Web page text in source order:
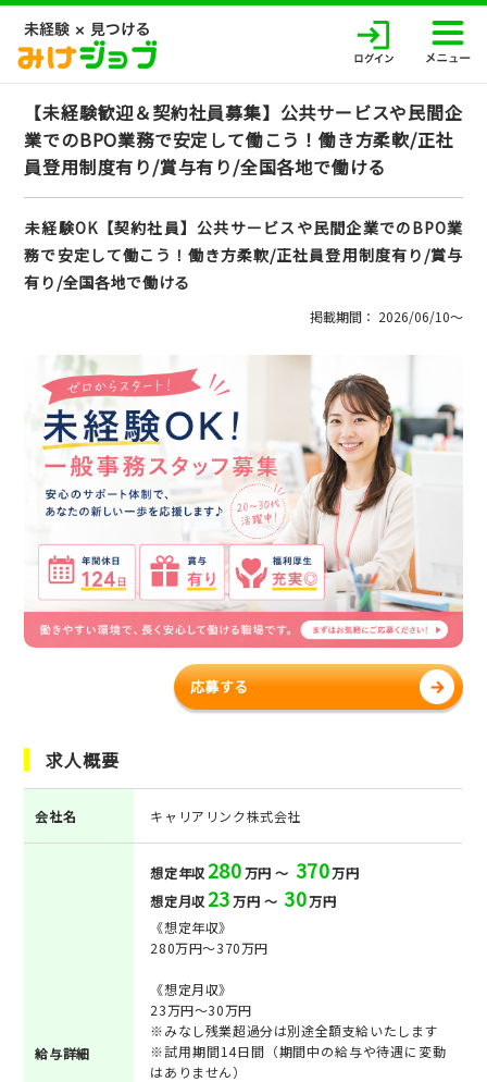
【未経験歓迎＆契約社員募集】公共サービスや民間企
業でのBPO業務で安定して働こう！働き方柔軟/正社
員登用制度有り/賞与有り/全国各地で働ける
未経験OK【契約社員】公共サービスや民間企業でのBPO業
務で安定して働こう！働き方柔軟/正社員登用制度有り/賞与
有り/全国各地で働ける
掲載期間： 2026/06/10〜
応募する
求人概要
会社名 キャリアリンク株式会社
給与詳細
想定年収 280万円 ～ 370万円
想定月収 23万円 ～ 30万円
《想定年収》
280万円～370万円
《想定月収》
23万円～30万円
※みなし残業超過分は別途全額支給いたします
※試用期間14日間（期間中の給与や待遇に変動
はありません）